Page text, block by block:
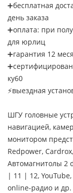
➕бесплатная
день заказа
➕оплата: при
для юрлиц
➕гарантия 12
ку60
⚡выездная
ШГУ головные
навигацией,
монитором
Redpower,
Автомагнитолы 2
| 11 | 12,
online-радио и др.